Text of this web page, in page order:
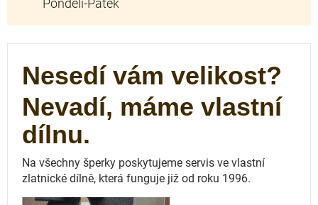
Nesedí vám velikost?
Nevadí, máme vlastní
dílnu.
Na všechny šperky poskytujeme servis ve vlastní
zlatnické dílně, která funguje již od roku 1996.